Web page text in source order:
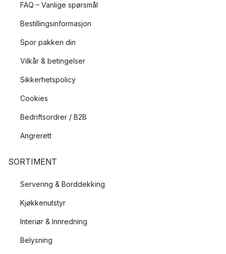
FAQ – Vanlige spørsmål
Bestillingsinformasjon
Spor pakken din
Vilkår & betingelser
Sikkerhetspolicy
Cookies
Bedriftsordrer / B2B
Angrerett
SORTIMENT
Servering & Borddekking
Kjøkkenutstyr
Interiør & Innredning
Belysning